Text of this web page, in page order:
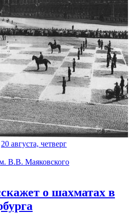
20 августа, четверг
В.В. Маяковского
о шахматах в